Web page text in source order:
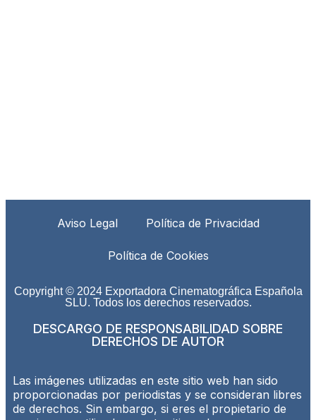
Aviso Legal Política de Privacidad
Política de Cookies
Copyright © 2024 Exportadora Cinematográfica Española
SLU. Todos los derechos reservados.
DESCARGO DE RESPONSABILIDAD SOBRE
DERECHOS DE AUTOR
Las imágenes utilizadas en este sitio web han sido
proporcionadas por periodistas y se consideran libres
de derechos. Sin embargo, si eres el propietario de